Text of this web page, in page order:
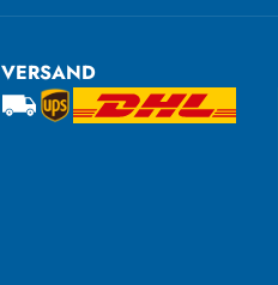
VERSAND